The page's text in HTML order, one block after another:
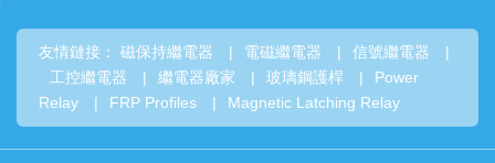
友情鏈接： 磁保持繼電器 | 電磁繼電器 | 信號繼電器
|
工控繼電器
| 繼電器廠家 | 玻璃鋼護桿 |
Power
Relay
| FRP Profiles | Magnetic Latching Relay